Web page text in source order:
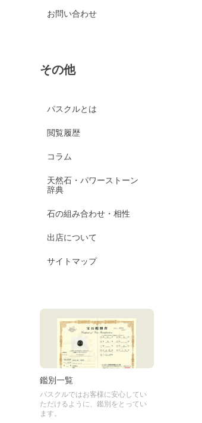
お問い合わせ
その他
パスクルとは
閲覧履歴
コラム
天然石・パワーストーン
辞典
石の組み合わせ・相性
出店について
サイトマップ
鑑別一覧
パスクルではお客様に安心してい
ただけるように、鑑別をとってい
ます。